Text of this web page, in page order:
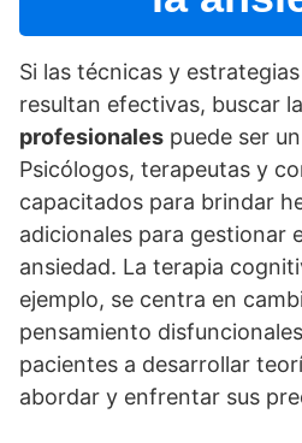
Si las técnicas y
resultan efectivas, buscar
profesionales puede ser
Psicólogos, terapeutas y
capacitados para brindar
adicionales para gestionar
ansiedad. La terapia
ejemplo, se centra en
pensamiento
pacientes a desarrollar
abordar y enfrentar sus